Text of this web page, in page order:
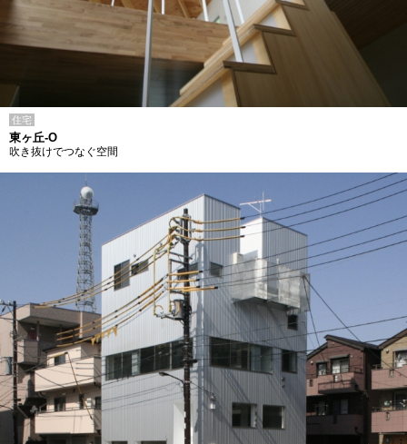
住宅
東ヶ丘-O
吹き抜けでつなぐ空間